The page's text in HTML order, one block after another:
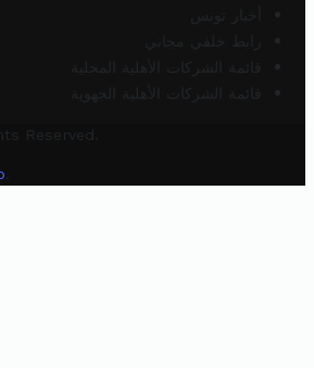
أخبار تونس
رابط خلفي مجاني
قائمة الشركات الأهلية المحلية
قائمة الشركات الأهلية الجهوية
Reserved.